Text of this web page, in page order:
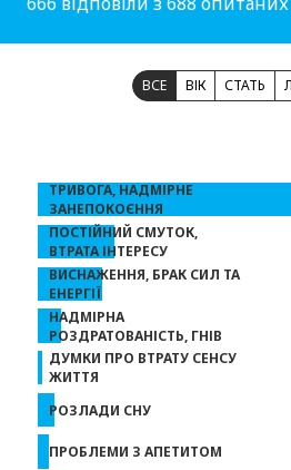
ВСЕ ВІК СТАТЬ
ТРИВОГА, НАДМІРНЕ
ЗАНЕПОКОЄННЯ
ПОСТІЙНИЙ СМУТОК,
ВТРАТА ІНТЕРЕСУ
ВИСНАЖЕННЯ, БРАК СИЛ ТА
ЕНЕРГІЇ
НАДМІРНА
РОЗДРАТОВАНІСТЬ, ГНІВ
ДУМКИ ПРО ВТРАТУ СЕНСУ
ЖИТТЯ
РОЗЛАДИ СНУ
ПРОБЛЕМИ З АПЕТИТОМ